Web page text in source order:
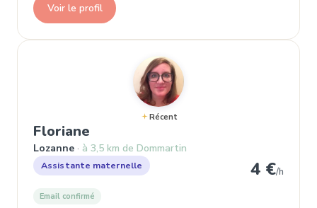
Voir le profil
Récent
Floriane
Lozanne à 3,5 km de Dommartin
Assistante maternelle 4 €/h
Email confirmé